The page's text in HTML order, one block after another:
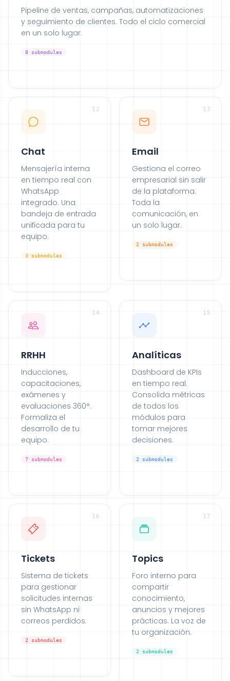
Pipeline de ventas, campañas, automatizaciones
y seguimiento de clientes. Todo el ciclo comercial
en un solo lugar.
8 submodules
12
Chat
Mensajería interna
en tiempo real con
WhatsApp
integrado. Una
bandeja de entrada
unificada para tu
equipo.
3 submodules
13
Email
Gestiona el correo
empresarial sin salir
de la plataforma.
Toda la
comunicación, en
un solo lugar.
2 submodules
14
RRHH
Inducciones,
capacitaciones,
exámenes y
evaluaciones 360°.
Formaliza el
desarrollo de tu
equipo.
7 submodules
15
Analíticas
Dashboard de KPIs
en tiempo real.
Consolida métricas
de todos los
módulos para
tomar mejores
decisiones.
2 submodules
16
Tickets
Sistema de tickets
para gestionar
solicitudes internas
sin WhatsApp ni
correos perdidos.
2 submodules
17
Topics
Foro interno para
compartir
conocimiento,
anuncios y mejores
prácticas. La voz de
tu organización.
2 submodules